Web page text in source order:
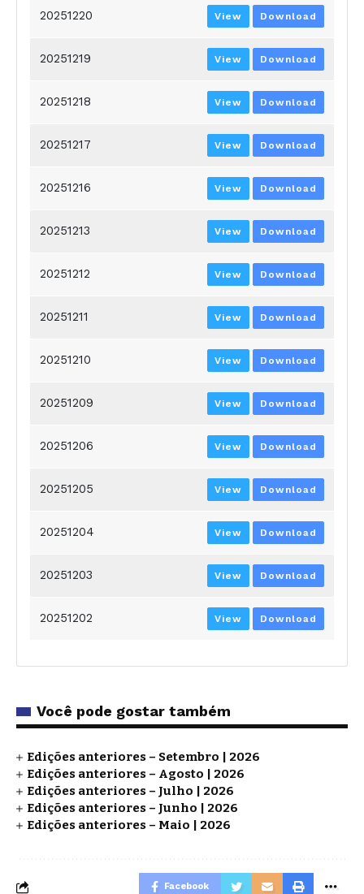
20251220 View Download
20251219 View Download
20251218 View Download
20251217 View Download
20251216 View Download
20251213 View Download
20251212 View Download
20251211 View Download
20251210 View Download
20251209 View Download
20251206 View Download
20251205 View Download
20251204 View Download
20251203 View Download
20251202 View Download
Você pode gostar também
Edições anteriores – Setembro | 2026
Edições anteriores – Agosto | 2026
Edições anteriores – Julho | 2026
Edições anteriores – Junho | 2026
Edições anteriores – Maio | 2026
Facebook